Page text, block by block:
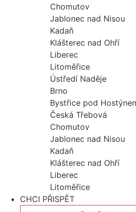
Chomutov
Jablonec nad Nisou
Kadaň
Klášterec nad Ohří
Liberec
Litoměřice
Ústředí Naděje
Brno
Bystřice pod
Česká Třebová
Chomutov
Jablonec nad Nisou
Kadaň
Klášterec nad Ohří
Liberec
Litoměřice
CHCI PŘISPĚT